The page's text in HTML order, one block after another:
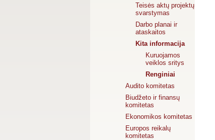
Teisės aktų projektų
svarstymas
Darbo planai ir
ataskaitos
Kita informacija
Kuruojamos
veiklos sritys
Renginiai
Audito komitetas
Biudžeto ir finansų
komitetas
Ekonomikos komitetas
Europos reikalų
komitetas